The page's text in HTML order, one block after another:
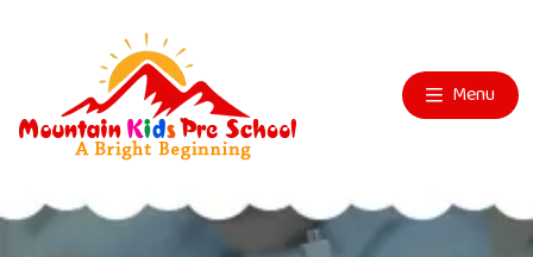
Menu